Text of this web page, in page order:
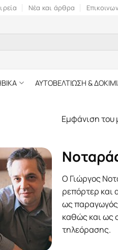
Νέα και άρθρα
ΑΥΤΟΒΕΛΤΙΩΣΗ &
Εμφάνιση του
Ο Γιώργος
ρεπόρτερ και
ως παραγωγός
καθώς και ως
τηλεόρασης.